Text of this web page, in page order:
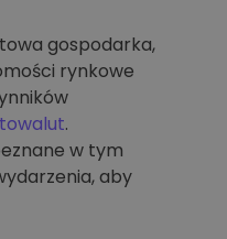
gospodarka,
rynkowe
.
w tym
aby